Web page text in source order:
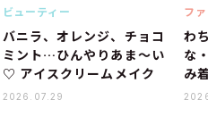
ビューティー
バニラ、オレンジ、チョコ
ミント…ひんやりあま～い
♡ アイスクリームメイク
2026.07.29
フ
わ
な
み